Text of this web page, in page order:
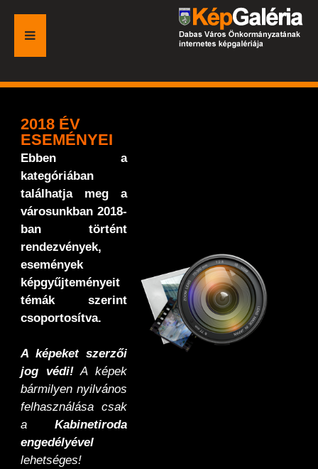
FŐOLDAL
GALÉRIA
ESEMÉNYEK
VÁROSI HONLAP
2018 ÉV
ESEMÉNYEI
Ebben a
kategóriában
találhatja meg a
városunkban 2018-
ban történt
rendezvények,
események
képgyűjteményeit
témák szerint
csoportosítva.
A képeket szerzői
jog védi!A képek
bármilyen nyilvános
felhasználása csak
a Kabinetiroda
engedélyével
lehetséges!